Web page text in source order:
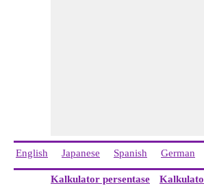
English Japanese Spanish German
Kalkulator persentase